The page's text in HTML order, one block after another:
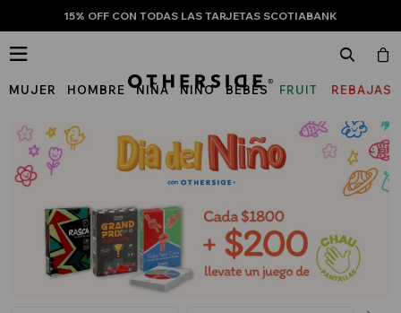
15% OFF CON TODAS LAS TARJETAS SCOTIABANK
MUJER HOMBRE NIÑA NIÑO BEBÉS
FRUIT
THE
LOOM
REBAJAS
